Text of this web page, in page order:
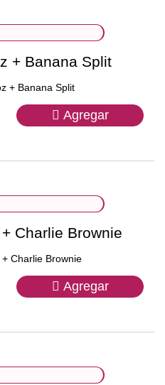
+ Banana Split
+ Banana Split
Agregar
Charlie Brownie
Charlie Brownie
Agregar